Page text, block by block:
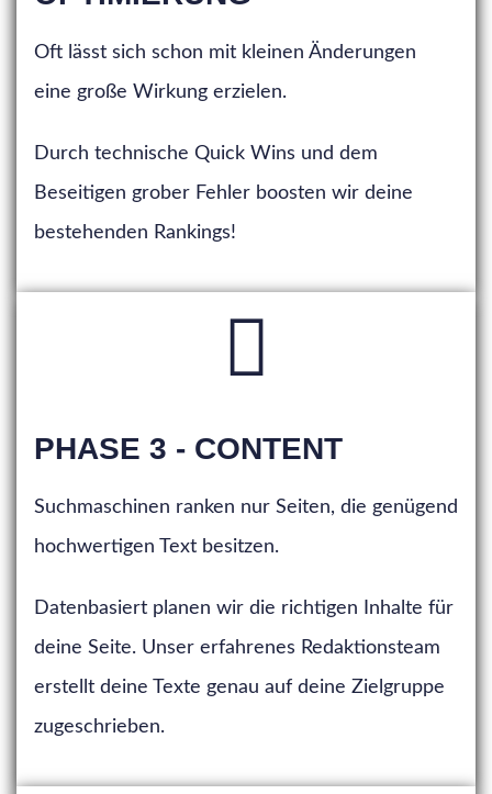
Oft lässt sich schon mit kleinen Änderungen
eine große Wirkung erzielen.
Durch technische Quick Wins und dem
Beseitigen grober Fehler boosten wir deine
bestehenden Rankings!
PHASE 3 - CONTENT
Suchmaschinen ranken nur Seiten, die genügend
hochwertigen Text besitzen.
Datenbasiert planen wir die richtigen Inhalte für
deine Seite. Unser erfahrenes Redaktionsteam
erstellt deine Texte genau auf deine Zielgruppe
zugeschrieben.